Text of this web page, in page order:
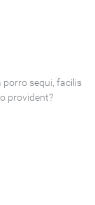
porro sequi, facilis
provident?